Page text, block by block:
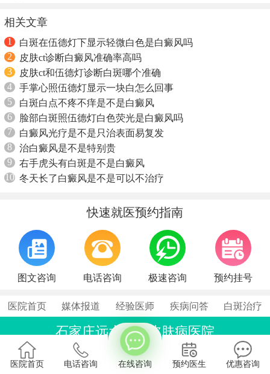
相关文章
1
白斑在伍德灯下显示轻微白色是白癜风吗
2
皮肤ct诊断白癜风准确率高吗
3
皮肤ct和伍德灯诊断白斑哪个准确
4
手掌心照伍德灯显示一块白怎么回事
5
白斑白点不疼不痒是不是白癜风
6
脸部白斑照伍德灯白色荧光是白癜风吗
7
白癜风光疗是不是只治表面易复发
8
治白癜风是不是特别贵
9
右手虎头有白斑是不是白癜风
10 冬天长了白癜风是不是可以不治疗
快速就医预约指南
图文咨询 电话咨询 极速咨询 预约挂号
医院首页 媒体报道 经验医师 疾病问答 白斑治疗
石家庄远大中医皮肤病医院
联系电话：0311-86990555
石家庄桥西区裕华东路7号
医院首页 电话咨询 在线咨询 预约医生 优惠咨询